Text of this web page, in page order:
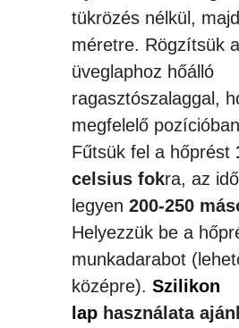
tükrözés nélkül,
méretre. Rögzítsük
üveglaphoz hőálló
ragasztószalaggal,
megfelelő
Fűtsük fel a hőprést
celsius fokra, az
legyen 200-250
Helyezzük be a
munkadarabot
középre). Szilikon
lap használata